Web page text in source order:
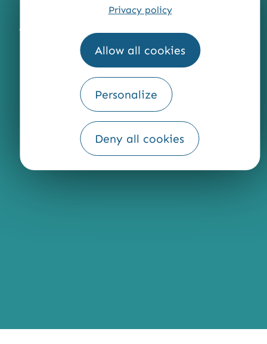
Privacy policy
Allow all cookies
Personalize
Deny all cookies
MENTIONS LÉGALES PLAN DU SITE
ACCESSIBILITÉ : NON CONFORME
QUI SOMMES-NOUS ?
Fourni par
Traduction